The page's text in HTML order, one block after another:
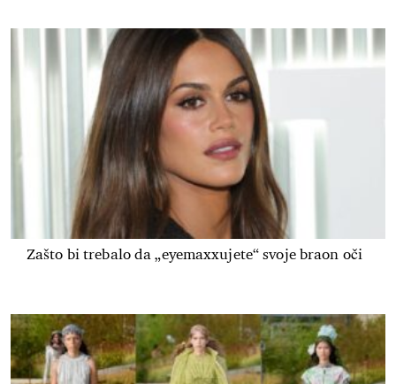
Zašto bi trebalo da „eyemaxxujete“ svoje braon oči